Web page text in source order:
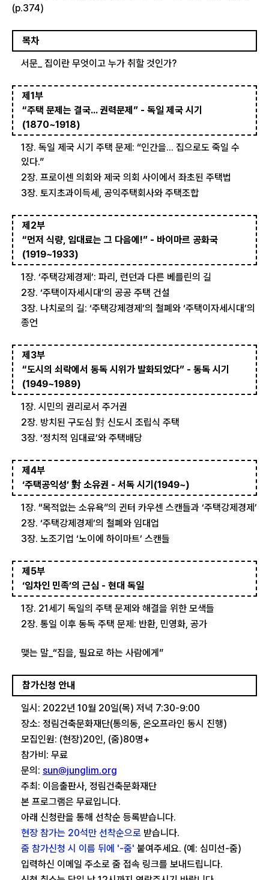
(p.374)
목차
서문_ 집이란 무엇이고 누가 취할 것인가?
제1부
“주택 문제는 결국... 권력문제” - 독일 제국 시기
(1870~1918)
1장. 독일 제국 시기 주택 문제: “인간을... 집으로도 죽일 수
있다.”
2장. 프로이센 의회와 제국 의회 사이에서 좌초된 주택법
3장. 토지초과이득세, 공익주택회사와 주택조합
제2부
“먼저 식량, 임대료는 그 다음에!” - 바이마르 공화국
(1919~1933)
1장. ‘주택강제경제’: 파리, 런던과 다른 베를린의 길
2장. ‘주택이자세시대’의 공공 주택 건설
3장. 나치로의 길: ‘주택강제경제’의 철폐와 ‘주택이자세시대’의
종언
제3부
“도시의 쇠락에서 동독 시위가 발화되었다” - 동독 시기
(1949~1989)
1장. 시민의 권리로서 주거권
2장. 방치된 구도심 對 신도시 조립식 주택
3장. ‘정치적 임대료’와 주택배당
제4부
‘주택공익성’ 對 소유권 - 서독 시기(1949~)
1장. “목적없는 소유욕”의 귄터 카우센 스캔들과 ‘주택강제경제’
2장. ‘주택강제경제’의 철폐와 임대업
3장. 노조기업 ‘노이에 하이마트’ 스캔들
제5부
‘임차인 민족’의 근심 - 현대 독일
1장. 21세기 독일의 주택 문제와 해결을 위한 모색들
2장. 통일 이후 동독 주택 문제: 반환, 민영화, 공가
맺는 말_“집을, 필요로 하는 사람에게”
참가신청 안내
일시: 2022년 10월 20일(목) 저녁 7:30-9:00
장소: 정림건축문화재단(통의동, 온오프라인 동시 진행)
모집인원: (현장)20인, (줌)80명+
참가비: 무료
문의: sun@junglim.org
주최: 이음출판사, 정림건축문화재단
본 프로그램은 무료입니다.
아래 신청란을 통해 선착순 등록받습니다.
현장 참가는 20석만 선착순으로 받습니다.
줌 참가신청 시 이름 뒤에 '-줌' 붙여주세요. (예: 심미선-줌)
입력하신 이메일 주소로 줌 접속 링크를 보내드립니다.